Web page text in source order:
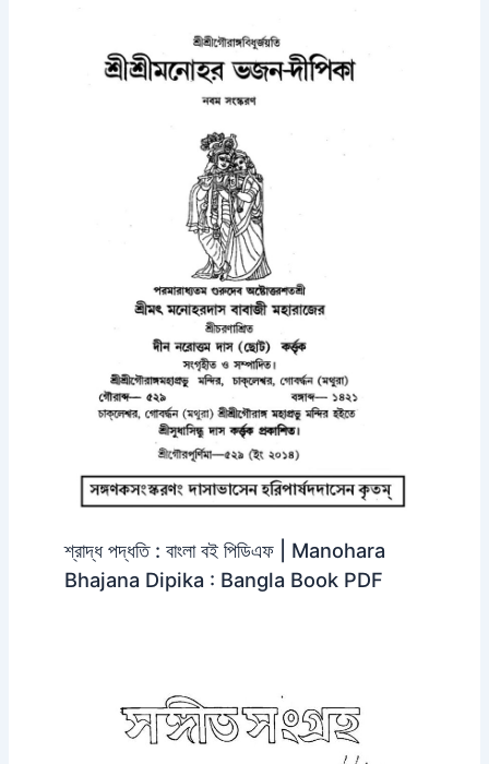
শ্রাদ্ধ পদ্ধতি : বাংলা বই পিডিএফ | Manohara
Bhajana Dipika : Bangla Book PDF